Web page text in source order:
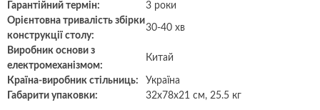
Гарантійний термін:
3 роки
Орієнтовна тривалість збірки
конструкції столу:
30-40 хв
Виробник основи з
електромеханізмом:
Китай
Країна-виробник стільниць:
Україна
Габарити упаковки:
32x78x21 см, 25.5 кг